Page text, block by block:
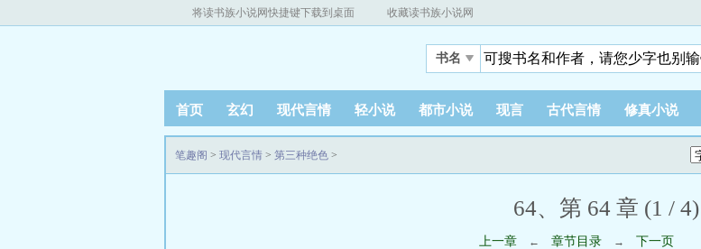
将读书族小说网快捷键下载到桌面 收藏读书族小说网
书名
首页 玄幻 现代言情 轻小说 都市小说 现言 古代言情 修真小说
笔趣阁 > 现代言情 > 第三种绝色 >
64、第 64 章 (1 / 4)
上一章 ← 章节目录 → 下一页